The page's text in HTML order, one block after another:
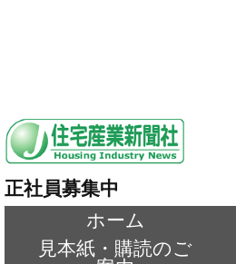
正社員募集中
ホーム
見本紙・購読のご